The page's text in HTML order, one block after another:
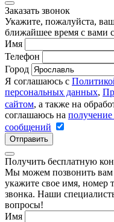
Заказать звонок
Укажите, пожалуйста,
ближайшее время с вами
Имя
Телефон
Город
Я соглашаюсь с
персональных данных,
сайтом, а также на
соглашаюсь на
сообщений
Отправить
Получить бесплатную
Мы можем позвонить вам
укажите свое имя, номер
звонка. Наши
вопросы!
Имя